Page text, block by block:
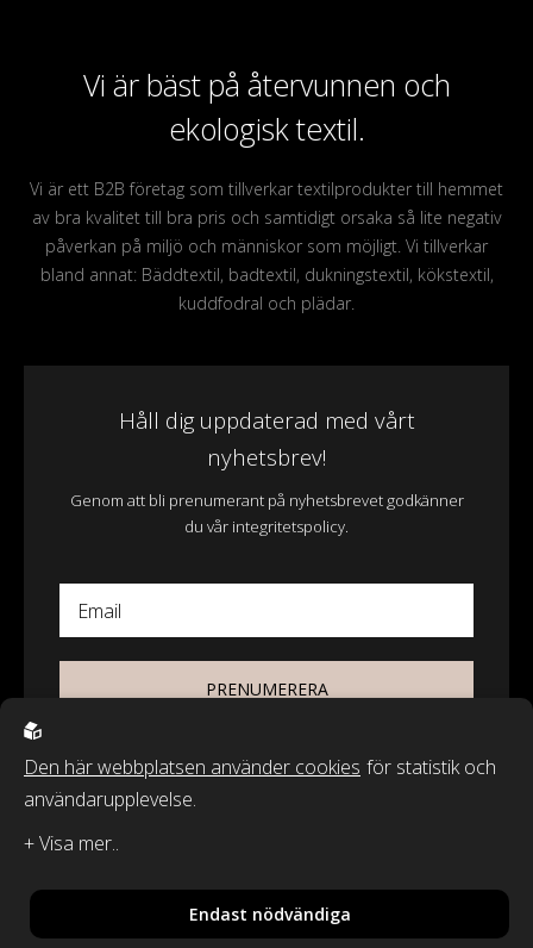
Vi är bäst på återvunnen och
ekologisk textil.
Vi är ett B2B företag som tillverkar textilprodukter till hemmet
av bra kvalitet till bra pris och samtidigt orsaka så lite negativ
påverkan på miljö och människor som möjligt. Vi tillverkar
bland annat: Bäddtextil, badtextil, dukningstextil, kökstextil,
kuddfodral och plädar.
Håll dig uppdaterad med vårt
nyhetsbrev!
Genom att bli prenumerant på nyhetsbrevet godkänner
du vår integritetspolicy.
Email
PRENUMERERA
Wasa Ecotextil AB.
Sphinxly,Powered by Easyweb
Den här webbplatsen använder cookies för statistik och
användarupplevelse.
Endast nödvändiga